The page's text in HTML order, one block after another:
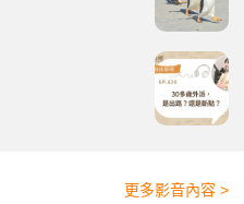
更多影音內容 >